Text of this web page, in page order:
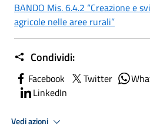
BANDO Mis. 6.4.2 “Creazione e
agricole nelle aree rurali”
Condividi:
Facebook Twitter
LinkedIn
Vedi azioni